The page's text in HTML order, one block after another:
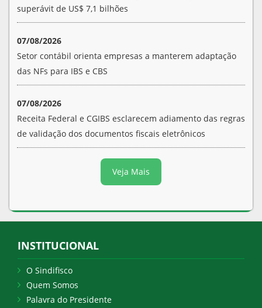
superávit de US$ 7,1 bilhões
07/08/2026
Setor contábil orienta empresas a manterem adaptação
das NFs para IBS e CBS
07/08/2026
Receita Federal e CGIBS esclarecem adiamento das regras
de validação dos documentos fiscais eletrônicos
Veja Mais
INSTITUCIONAL
O Sindifisco
Quem Somos
Palavra do Presidente